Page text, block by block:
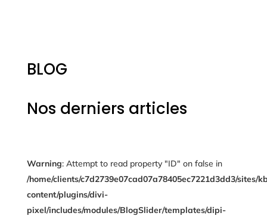
BLOG
Nos derniers articles
Warning: Attempt to read property "ID" on false in
/home/clients/c7d2739e07cad07a78405ec7221d3dd3/sites/
content/plugins/divi-
pixel/includes/modules/BlogSlider/templates/dipi-